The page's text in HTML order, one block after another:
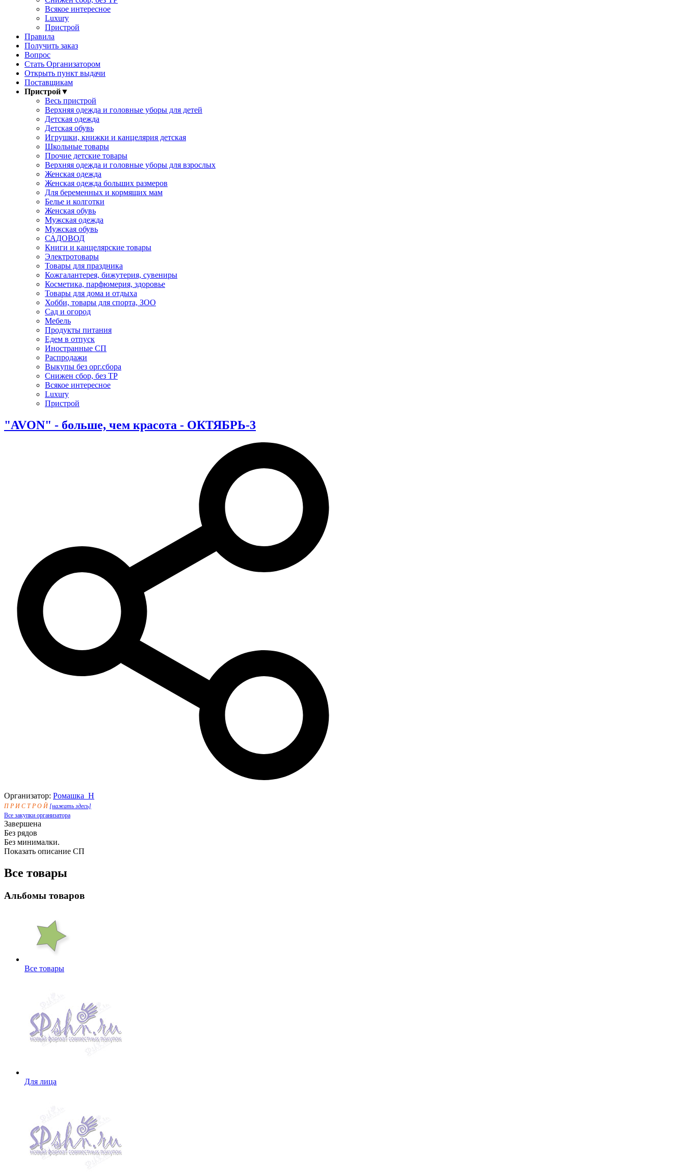
Всякое интересное
Luxury
Пристрой
Правила
Получить заказ
Вопрос
Стать Организатором
Открыть пункт выдачи
Поставщикам
Пристрой▼
Весь пристрой
Верхняя одежда и головные уборы для детей
Детская одежда
Детская обувь
Игрушки, книжки и канцелярия детская
Школьные товары
Прочие детские товары
Верхняя одежда и головные уборы для взрослых
Женская одежда
Женская одежда больших размеров
Для беременных и кормящих мам
Белье и колготки
Женская обувь
Мужская одежда
Мужская обувь
САДОВОД
Книги и канцелярские товары
Электротовары
Товары для праздника
Кожгалантерея, бижутерия, сувениры
Косметика, парфюмерия, здоровье
Товары для дома и отдыха
Хобби, товары для спорта, ЗОО
Сад и огород
Мебель
Продукты питания
Едем в отпуск
Иностранные СП
Распродажи
Выкупы без орг.сбора
Снижен сбор, без ТР
Всякое интересное
Luxury
Пристрой
"AVON" - больше, чем красота - ОКТЯБРЬ-3
Организатор: Ромашка_Н
П Р И С Т Р О Й [нажать здесь]
Все закупки организатора
Завершена
Без рядов
Без минималки.
Показать описание СП
Все товары
Альбомы товаров
Все товары
Для лица